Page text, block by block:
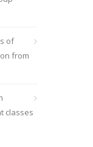
of
from
classes